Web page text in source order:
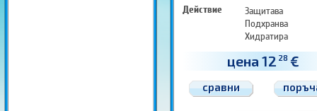
Действие
Защитава
Подхранва
Хидратира
цена 12 28 €
сравни